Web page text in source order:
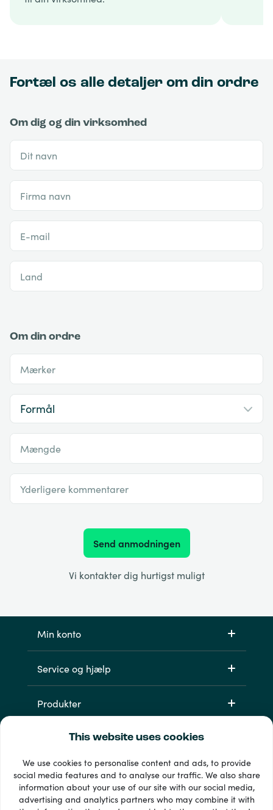
This website uses cookies
We use cookies to personalise content and ads, to provide
social media features and to analyse our traffic. We also share
information about your use of our site with our social media,
advertising and analytics partners who may combine it with
Fortæl os alle detaljer om din ordre
Om dig og din virksomhed
Dit navn
Firma navn
E-mail
Land
Om din ordre
Mærker
Mængde
Yderligere kommentarer
Send anmodningen
Vi kontakter dig hurtigst muligt
Min konto
Service og hjælp
Produkter